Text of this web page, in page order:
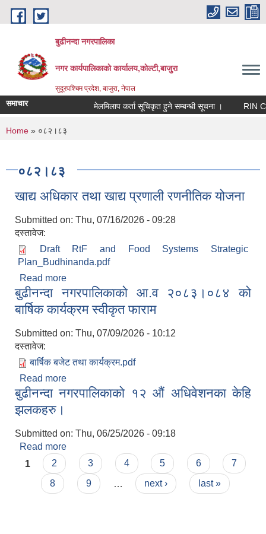
Skip to main content
बुढीनन्दा नगरपालिका
नगर कार्यपालिकाकाे कार्यालय,काेल्टी,बाजुरा
सुदूरपश्चिम प्रदेश, बाजुरा, नेपाल
समाचार मेलमिलाप कर्ता सूचिकृत हुने सम्बन्धी सूचना । RIN
You are here
Home » ०८२।८३
०८२।८३
खाद्य अधिकार तथा खाद्य प्रणाली रणनीतिक योजना
Submitted on: Thu, 07/16/2026 - 09:28
दस्तावेज:
Draft RtF and Food Systems Strategic
Plan_Budhinanda.pdf
Read more
बुढीनन्दा नगरपालिकाको आ.व २०८३।०८४ को
बार्षिक कार्यक्रम स्वीकृत फाराम
Submitted on: Thu, 07/09/2026 - 10:12
दस्तावेज:
बार्षिक बजेट तथा कार्यक्रम.pdf
Read more
बार्षिक कार्यक्रम स्वीकृत फाराम
बुढीनन्दा नगरपालिकाको १२ औं अधिवेशनका केहि
झलकहरु।
Submitted on: Thu, 06/25/2026 - 09:18
Read more
झलकहरु।
Pages
1 2 3 4 5 6
7
8
9 next › last »